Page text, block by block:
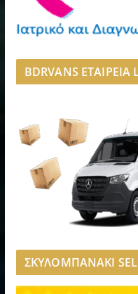
BDRVANS ΕΤΑΙΡΕΙΑ
ΣΚΥΛΟΜΠΑΝΑΚΙ